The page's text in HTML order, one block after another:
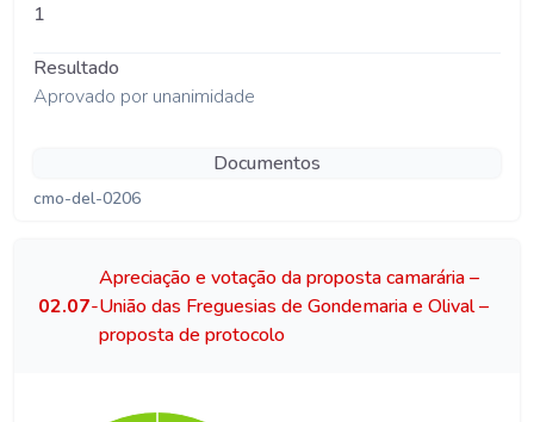
1
Resultado
Aprovado por unanimidade
Documentos
cmo-del-0206
02.07-
Apreciação e votação da proposta camarária –
União das Freguesias de Gondemaria e Olival –
proposta de protocolo